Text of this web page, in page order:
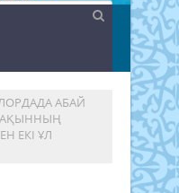
АБАЙ
АҚЫННЫҢ
ЕКІ ҰЛ